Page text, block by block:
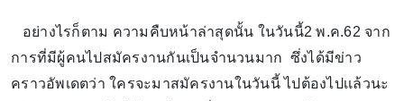
อย่างไรก็ตาม ความคืบหน้าล่าสุดนั้น ในวันนี้2 พ.ค.62 จาก
การที่มีผู้คนไปสมัครงานกันเป็นจำนวนมาก ซึ่งได้มีข่าว
คราวอัพเดตว่า ใครจะมาสมัครงานในวันนี้ ไปต้องไปเเล้วนะ